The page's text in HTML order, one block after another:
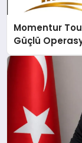
Momentur
Güçlü